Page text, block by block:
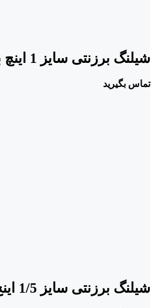
شیلنگ برزنتی سایز 1 اینچ برند اشباخ
تماس بگیرید
شیلنگ برزنتی سایز 1/5 اینچ برند هابرکورن